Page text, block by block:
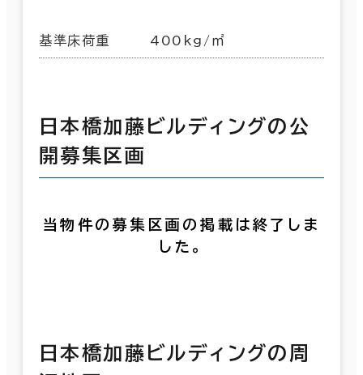
基準床荷重 400kg/㎡
日本橋加藤ビルディングの公
開募集区画
当物件の募集区画の掲載は終了しま
した。
日本橋加藤ビルディングの周